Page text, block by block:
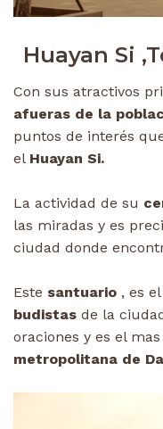
Huayan Si
Con sus atractivos
afueras de la
puntos de interés
el Huayan Si.
La actividad de su
las miradas y es
ciudad donde
Este santuario , es
budistas de la
oraciones y es el
metropolitana de